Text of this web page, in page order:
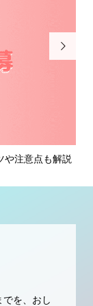
や注意点も解説

を、おし